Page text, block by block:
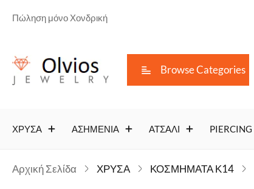
Πώληση μόνο Χονδρική
Browse Categories
ΧΡΥΣΑ ΑΣΗΜΕΝΙΑ ΑΤΣΑΛΙ PIERCING
Αρχική Σελίδα ΧΡΥΣΑ ΚΟΣΜΗΜΑΤΑ Κ14